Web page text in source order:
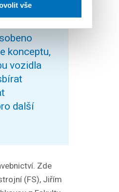
vše
konceptu,
vozidla
další
Zde
(FS), Jiřím